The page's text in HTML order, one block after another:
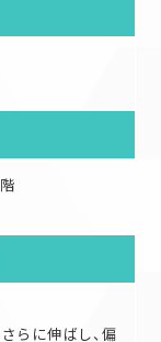
らに伸ばし、偏